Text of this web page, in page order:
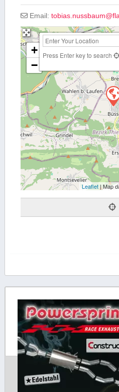
Email:tobias.nussbaum@
+
−
Press Enter key to search
Leaflet| Map